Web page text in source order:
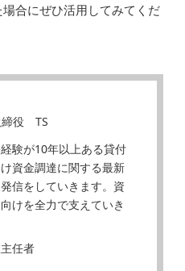
合にぜひ活用してみてくだ
締役 TS
験が10年以上ある貸付
資金調達に関する最新
信をしていきます。資
けを全力で支えていき
任者